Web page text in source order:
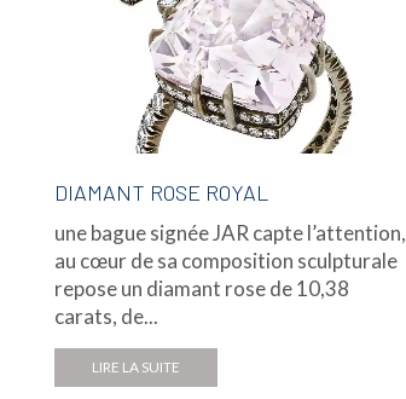
DIAMANT ROSE ROYAL
une bague signée JAR capte l’attention,
au cœur de sa composition sculpturale
repose un diamant rose de 10,38
carats, de...
LIRE LA SUITE